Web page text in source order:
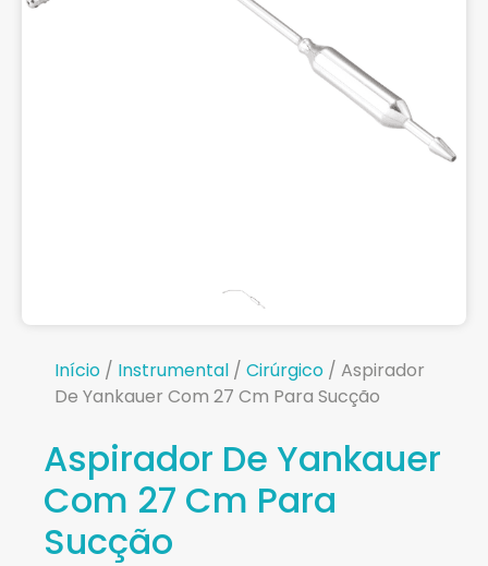
Início / Instrumental / Cirúrgico / Aspirador
De Yankauer Com 27 Cm Para Sucção
Aspirador De Yankauer
Com 27 Cm Para
Sucção